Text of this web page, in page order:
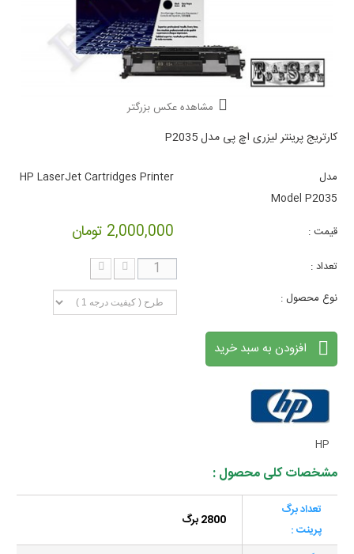
مشاهده عکس بزرگتر
کارتریج پرینتر لیزری اچ پی مدل P2035
مدل
HP LaserJet Cartridges Printer
Model P2035
قیمت :
2,000,000 تومان
تعداد :
نوع محصول :
افزودن به سبد خرید
HP
مشخصات کلی محصول :
تعداد برگ
پرینت :
2800 برگ